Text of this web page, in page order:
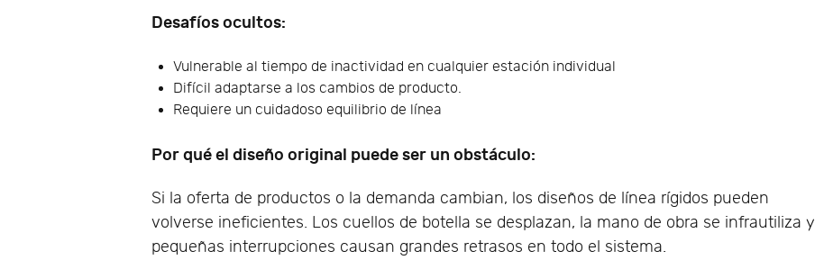
Desafíos ocultos:
Vulnerable al tiempo de inactividad en cualquier estación individual
Difícil adaptarse a los cambios de producto.
Requiere un cuidadoso equilibrio de línea
Por qué el diseño original puede ser un obstáculo:
Si la oferta de productos o la demanda cambian, los diseños de línea rígidos pueden
volverse ineficientes. Los cuellos de botella se desplazan, la mano de obra se infrautiliza y
pequeñas interrupciones causan grandes retrasos en todo el sistema.